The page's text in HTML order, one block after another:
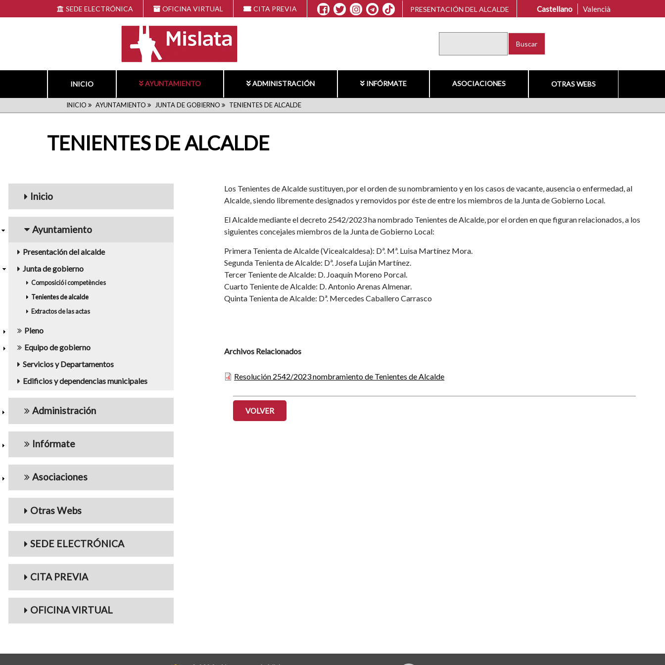
al
SEDE ELECTRÓNICA OFICINA VIRTUAL CITA PREVIA PRESENTACIÓN DEL ALCALDE Castellano Valencià
INICIO AYUNTAMIENTO ADMINISTRACIÓN INFÓRMATE ASOCIACIONES OTRAS WEBS
RUTA
DE
INICIO AYUNTAMIENTO JUNTA DE GOBIERNO TENIENTES DE ALCALDE
TENIENTES DE ALCALDE
navigation1
Inicio
Ayuntamiento
Presentación del alcalde
Junta de gobierno
Composició i competències
Tenientes de alcalde
Extractos de las actas
Pleno
Equipo de gobierno
Servicios y Departamentos
Edificios y dependencias municipales
Administración
Infórmate
Asociaciones
Otras Webs
SEDE ELECTRÓNICA
CITA PREVIA
OFICINA VIRTUAL
Los Tenientes de Alcalde sustituyen, por el orden de su nombramiento y en los casos de vacante, ausencia o enfermedad, al
Alcalde, siendo libremente designados y removidos por éste de entre los miembros de la Junta de Gobierno Local.
El Alcalde mediante el decreto 2542/2023 ha nombrado Tenientes de Alcalde, por el orden en que figuran relacionados, a los
siguientes concejales miembros de la Junta de Gobierno Local:
Primera Tenienta de Alcalde (Vicealcaldesa): Dª. Mª. Luisa Martínez Mora.
Segunda Tenienta de Alcalde: Dª. Josefa Luján Martínez.
Tercer Teniente de Alcalde: D. Joaquín Moreno Porcal.
Cuarto Teniente de Alcalde: D. Antonio Arenas Almenar.
Quinta Tenienta de Alcalde: Dª. Mercedes Caballero Carrasco
Archivos Relacionados
Resolución 2542/2023 nombramiento de Tenientes de Alcalde
VOLVER